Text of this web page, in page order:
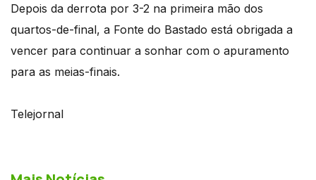
Depois da derrota por 3-2 na primeira mão dos
quartos-de-final, a Fonte do Bastado está obrigada a
vencer para continuar a sonhar com o apuramento
para as meias-finais.
Telejornal